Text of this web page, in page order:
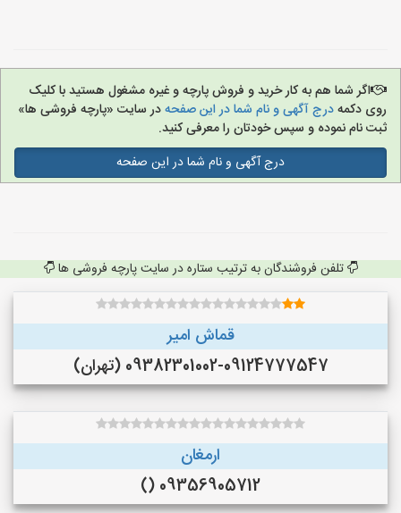
اگر شما هم به کار خرید و فروش پارچه و غیره مشغول هستید با کلیک
روی دکمهدرج آگهی و نام شما در این صفحهدر سایت «پارچه فروشی ها»
ثبت نام نموده و سپس خودتان را معرفی کنید.
درج آگهی و نام شما در این صفحه
تلفن فروشندگان به ترتیب ستاره در سایت پارچه فروشی ها
قماش امیر
09382301002-09124777547 (تهران)
ارمغان
09356905712 ()